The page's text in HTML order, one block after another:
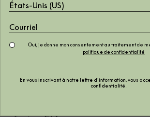
Av. del Ejército, 5, Local 4, 11500 El Puerto
Cádiz
États-Unis (US)
Oui, je donne mon consentement au traitement de
politique de confidentialité
En vous inscrivant à notre lettre d'information, vous
confidentialité